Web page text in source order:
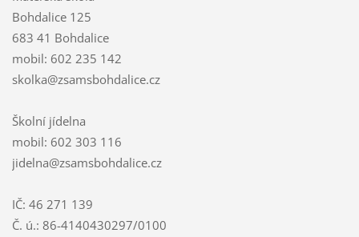
Bohdalice 125
683 41 Bohdalice
mobil: 602 235 142
skolka@zsamsbohdalice.cz
Školní jídelna
mobil: 602 303 116
jidelna@zsamsbohdalice.cz
IČ: 46 271 139
Č. ú.: 86-4140430297/0100